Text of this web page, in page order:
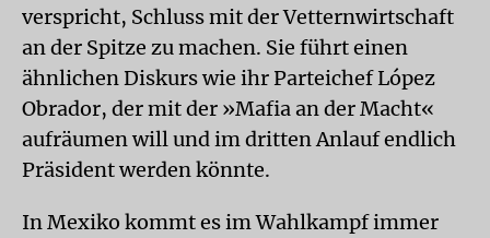
verspricht, Schluss mit der Vetternwirtschaft
an der Spitze zu machen. Sie führt einen
ähnlichen Diskurs wie ihr Parteichef López
Obrador, der mit der »Mafia an der Macht«
aufräumen will und im dritten Anlauf endlich
Präsident werden könnte.
In Mexiko kommt es im Wahlkampf immer